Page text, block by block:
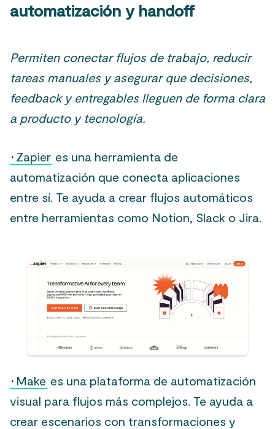
automatización y handoff
Permiten conectar flujos de trabajo, reducir
tareas manuales y asegurar que decisiones,
feedback y entregables lleguen de forma clara
a producto y tecnología.
· Zapier es una herramienta de
automatización que conecta aplicaciones
entre sí. Te ayuda a crear flujos automáticos
entre herramientas como Notion, Slack o Jira.
· Make es una plataforma de automatización
visual para flujos más complejos. Te ayuda a
crear escenarios con transformaciones y